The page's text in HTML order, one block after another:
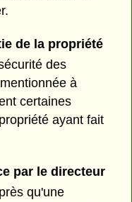
de la propriété
des
à
certaines
ayant fait
par le directeur
qu'une